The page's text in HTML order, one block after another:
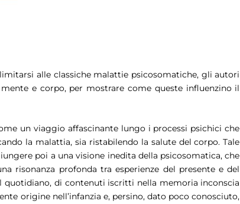
alle classiche malattie psicosomatiche, gli autori
e corpo, per mostrare come queste influenzino il
un viaggio affascinante lungo i processi psichici che
la malattia, sia ristabilendo la salute del corpo. Tale
poi a una visione inedita della psicosomatica, che
risonanza profonda tra esperienze del presente e del
quotidiano, di contenuti iscritti nella memoria inconscia
origine nell’infanzia e, persino, dato poco conosciuto,